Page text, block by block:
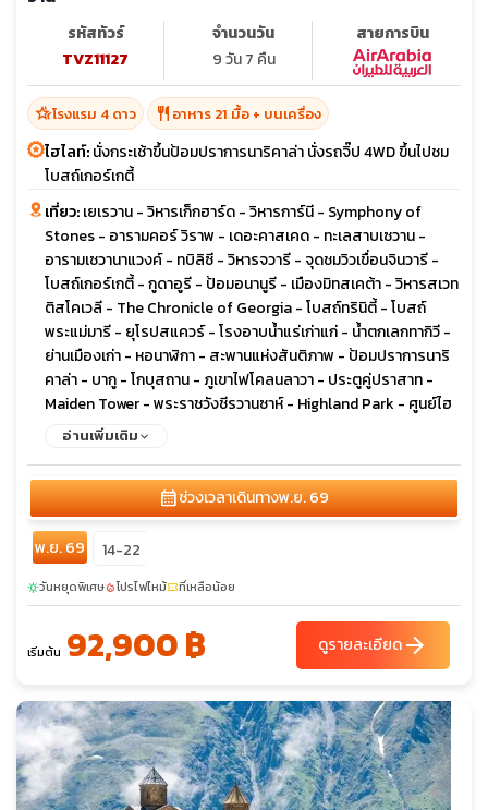
รหัสทัวร์
TVZ11127
จำนวนวัน
9 วัน 7 คืน
สายการบิน
hotel_classโรงแรม 4 ดาว restaurant อาหาร 21 มื้อ + บนเครื่อง
ไฮไลท์:นั่งกระเช้าขึ้นป้อมปราการนาริคาล่า นั่งรถจิ๊ป 4WD ขึ้นไปชม
โบสถ์เกอร์เกตี้
เที่ยว:เยเรวาน - วิหารเก็กฮาร์ด - วิหารการ์นี - Symphony of
Stones - อารามคอร์ วิราพ - เดอะคาสเคด - ทะเลสาบเซวาน -
อารามเซวานาแวงค์ - ทบิลิซี - วิหารจวารี - จุดชมวิวเขื่อนจินวารี -
โบสถ์เกอร์เกตี้ - กูดาอูรี - ป้อมอนานูรี - เมืองมิทสเคต้า - วิหารสเวท
ติสโคเวลี - The Chronicle of Georgia - โบสถ์ทรินิตี้ - โบสถ์
พระแม่มารี - ยุโรปสแควร์ - โรงอาบน้ำแร่เก่าแก่ - น้ำตกเลกทากิวี -
ย่านเมืองเก่า - หอนาฬิกา - สะพานแห่งสันติภาพ - ป้อมปราการนาริ
คาล่า - บากู - โกบุสถาน - ภูเขาไฟโคลนลาวา - ประตูคู่ปราสาท -
Maiden Tower - พระราชวังชีรวานซาห์ - Highland Park - ศูนย์ไฮ
ดาร์ อาลิเยฟ - ยานาร์แด็ก - วิหารแห่งไฟ
อ่านเพิ่มเติม
calendar_monthช่วงเวลาเดินทางพ.ย. 69
พ.ย. 69 14-22
sunnyวันหยุดพิเศษlocal_fire_departmentโปรไฟไหม้confirmation_numberที่เหลือน้อย
เริ่มต้น 92,900 ฿ ดูรายละเอียดarrow_forward